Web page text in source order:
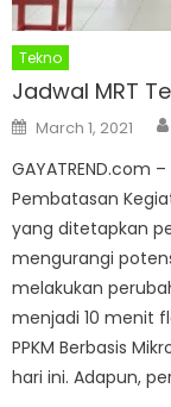
Tekno
Jadwal MRT
Posted
on
March 1, 2021
GAYATREND.com
Pembatasan
yang ditetapkan
mengurangi
melakukan
menjadi 10 menit
PPKM Berbasis
hari ini. Adapun,